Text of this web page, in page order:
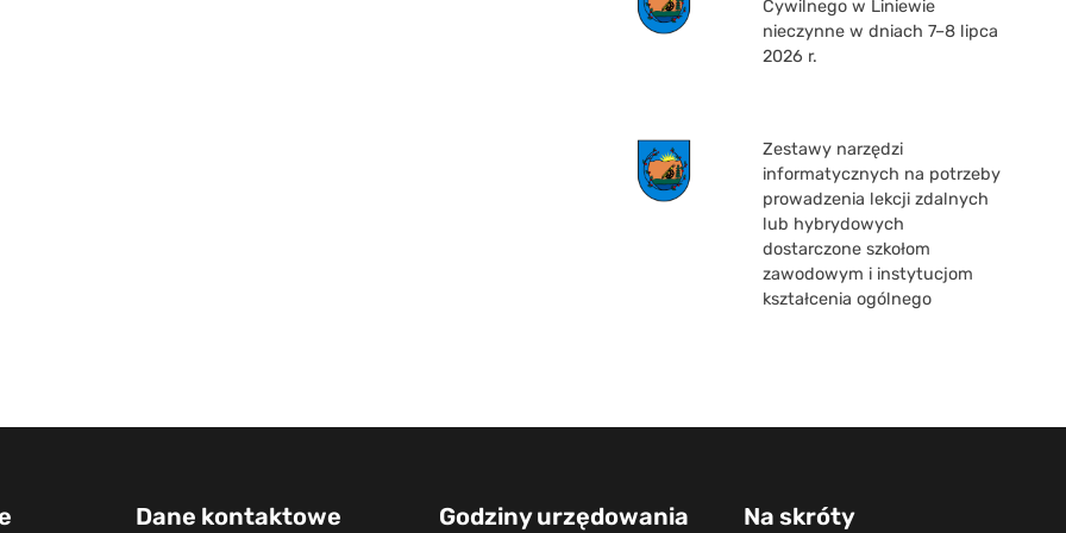
Cywilnego w Liniewie
nieczynne w dniach 7–8 lipca
2026 r.
Zestawy narzędzi
informatycznych na potrzeby
prowadzenia lekcji zdalnych
lub hybrydowych
dostarczone szkołom
zawodowym i instytucjom
kształcenia ogólnego
Dane kontaktowe Godziny urzędowania Na skróty